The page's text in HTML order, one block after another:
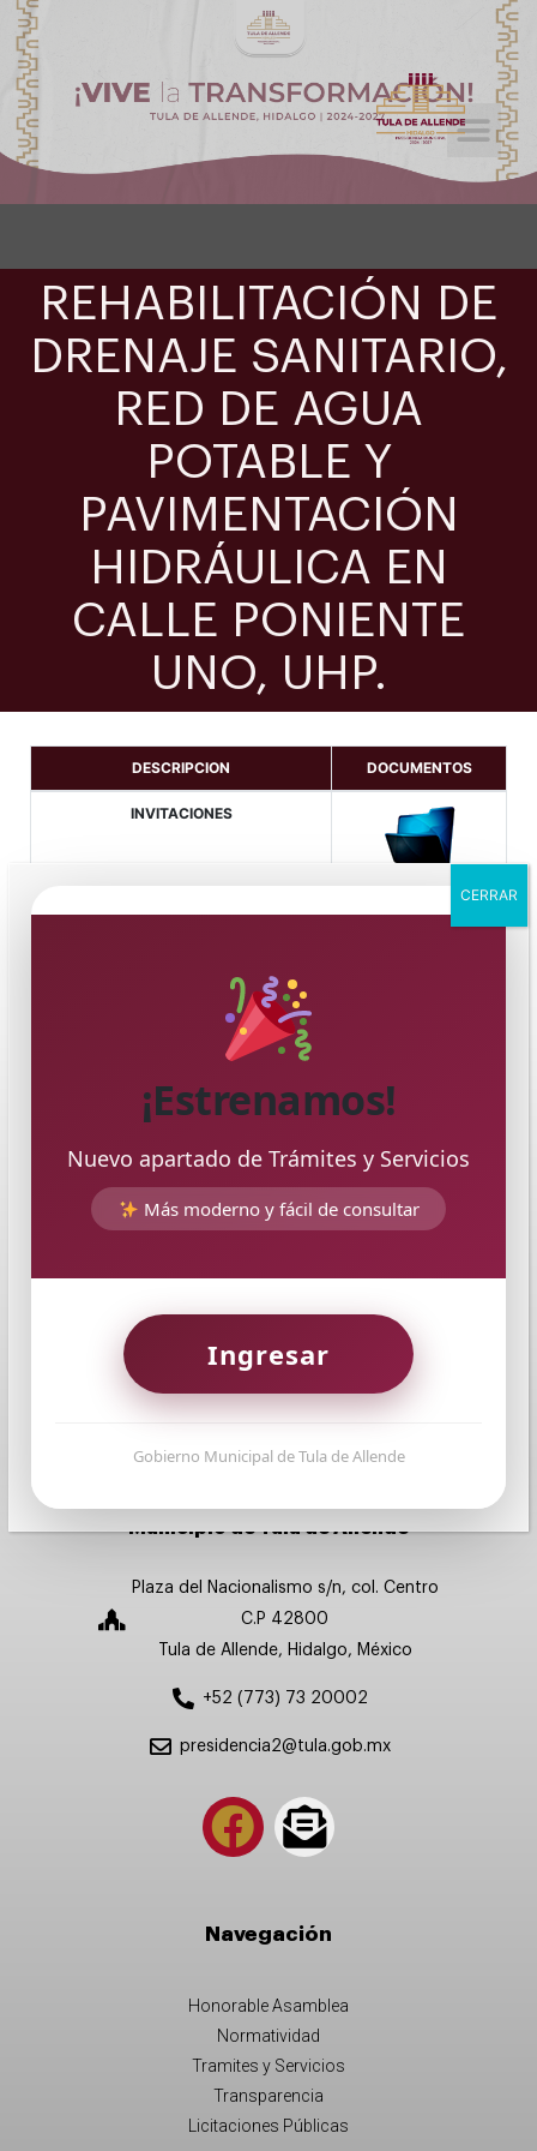
REHABILITACIÓN DE
DRENAJE SANITARIO,
RED DE AGUA
POTABLE Y
PAVIMENTACIÓN
HIDRÁULICA EN
CALLE PONIENTE
UNO, UHP.
DESCRIPCION DOCUMENTOS
INVITACIONES
Municipio de Tula de Allende
Plaza del Nacionalismo s/n, col. Centro
C.P 42800
Tula de Allende, Hidalgo, México
+52 (773) 73 20002
presidencia2@tula.gob.mx
Navegación
Honorable Asamblea
Normatividad
Tramites y Servicios
Transparencia
Licitaciones Públicas
¡Estrenamos!
Nuevo apartado de Trámites y Servicios
Más moderno y fácil de consultar
Ingresar
Gobierno Municipal de Tula de Allende
CERRAR